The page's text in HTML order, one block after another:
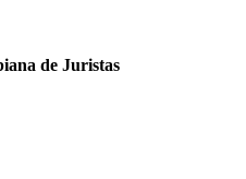
de Juristas